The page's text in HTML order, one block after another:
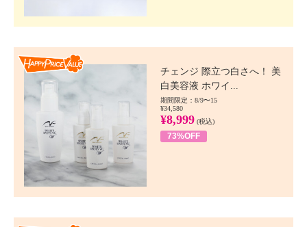
チェンジ 際立つ白さへ！ 美
白美容液 ホワイ...
期間限定：8/9〜15
¥34,580
¥8,999 (税込)
73%OFF